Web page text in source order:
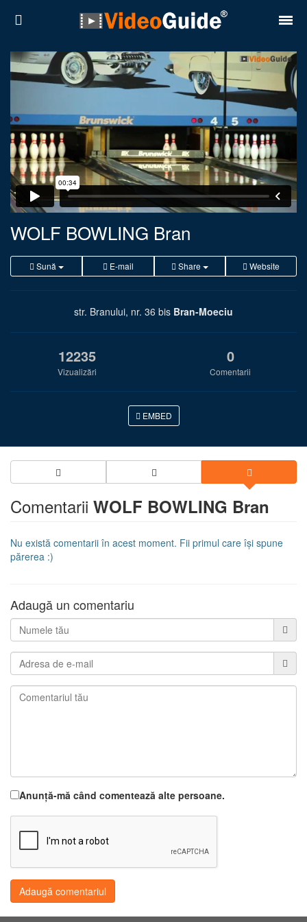
WOLF BOWLING Bran
Sună E-mail Share Website
str. Branului, nr. 36 bis Bran-Moeciu
12235
Vizualizări
0
Comentarii
EMBED
Comentarii WOLF BOWLING Bran
Nu există comentarii în acest moment. Fii primul care își spune
părerea :)
Adaugă un comentariu
Anunță-mă când comentează alte persoane.
Adaugă comentariul
Locuri
Destinații
Prețuri
Contact
Despre noi
Reguli de confidentialitate
Română
English